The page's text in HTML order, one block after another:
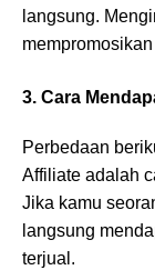
langsung.
3. Cara
Perbedaan
Affiliate adalah
Jika kamu
langsung
terjual.